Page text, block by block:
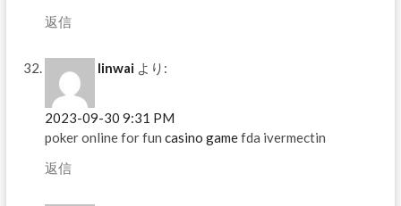
返信
Iinwai より:
2023-09-30 9:31 PM
poker online for fun casino gamefda ivermectin
返信